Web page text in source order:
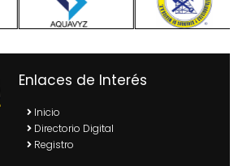
Enlaces de Interés
Inicio
Directorio Digital
Registro